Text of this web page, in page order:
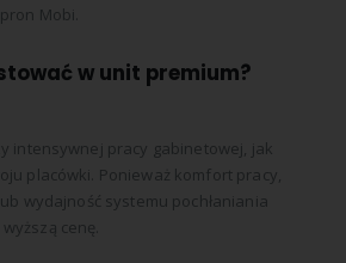
Mobi.
w unit premium?
intensywnej pracy gabinetowej, jak
placówki. Ponieważ komfort pracy,
wydajność systemu pochłaniania
cenę.